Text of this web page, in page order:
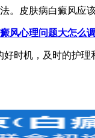
肤病白癜风应
风心理问题大怎么
机，及时的护理